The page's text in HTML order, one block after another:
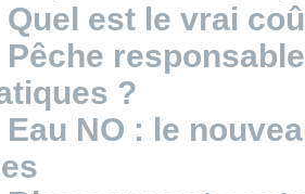
Quel est le vrai
Pêche
?
Eau NO : le